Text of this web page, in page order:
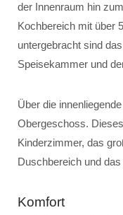
der Innenraum hin
Kochbereich mit über
untergebracht sind
Speisekammer und
Über die
Obergeschoss.
Kinderzimmer, das
Duschbereich und
Komfort